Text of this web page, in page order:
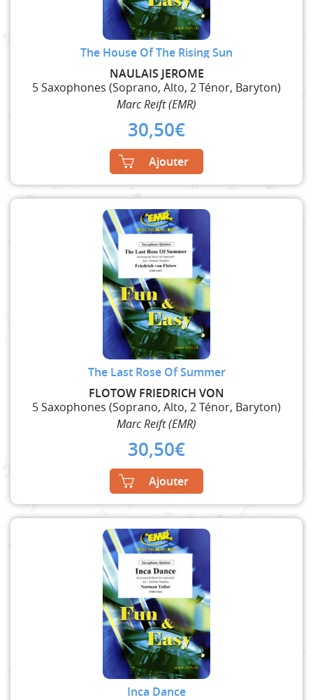
The House Of The Rising Sun
NAULAIS JEROME
5 Saxophones (Soprano, Alto, 2 Ténor, Baryton)
Marc Reift (EMR)
30,50€
Ajouter
The Last Rose Of Summer
FLOTOW FRIEDRICH VON
5 Saxophones (Soprano, Alto, 2 Ténor, Baryton)
Marc Reift (EMR)
30,50€
Ajouter
Inca Dance